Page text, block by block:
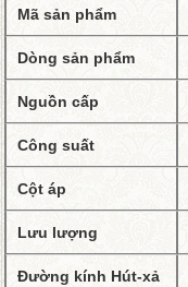
Mã sản phẩm
Dòng sản phẩm
Nguồn cấp
Công suất
Cột áp
Lưu lượng
Đường kính Hút-xả